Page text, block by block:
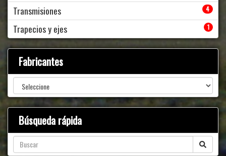
Transmisiones 4
Trapecios y ejes 1
Fabricantes
Búsqueda rápida